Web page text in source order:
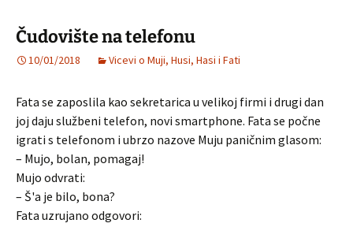
Čudovište na telefonu
10/01/2018 Vicevi o Muji, Husi, Hasi i Fati
Fata se zaposlila kao sekretarica u velikoj firmi i drugi dan
joj daju službeni telefon, novi smartphone. Fata se počne
igrati s telefonom i ubrzo nazove Muju paničnim glasom:
– Mujo, bolan, pomagaj!
Mujo odvrati:
– Š'a je bilo, bona?
Fata uzrujano odgovori: